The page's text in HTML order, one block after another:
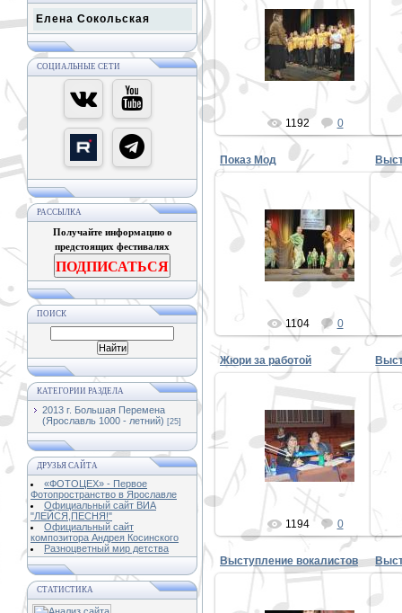
Елена Сокольская
СОЦИАЛЬНЫЕ СЕТИ
РАССЫЛКА
Получайте информацию о
предстоящих фестивалях
ПОДПИСАТЬСЯ
ПОИСК
КАТЕГОРИИ РАЗДЕЛА
2013 г. Большая Перемена
(Ярославль 1000 - летний) [25]
ДРУЗЬЯ САЙТА
«ФОТОЦЕХ» - Первое
Фотопространство в Ярославле
Официальный сайт ВИА
"ЛЕЙСЯ,ПЕСНЯ!"
Официальный сайт
композитора Андрея Косинского
Разноцветный мир детства
СТАТИСТИКА
http://
report/5994/
1192 0
Показ Мод
http://
report/5994/
1104 0
Жюри за работой
http://
report/5994/
1194 0
Выступление вокалистов